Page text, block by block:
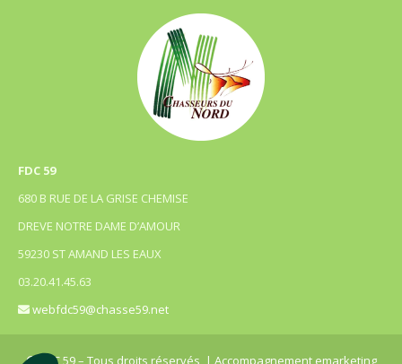
FDC 59
680 B RUE DE LA GRISE CHEMISE
DREVE NOTRE DAME D’AMOUR
59230 ST AMAND LES EAUX
03.20.41.45.63
webfdc59@chasse59.net
© FDC 59 – Tous droits réservés | Accompagnement emarketing